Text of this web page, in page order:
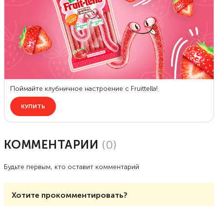
КОММЕНТАРИИ (0)
Будьте первым, кто оставит комментарий
Хотите прокомментировать?